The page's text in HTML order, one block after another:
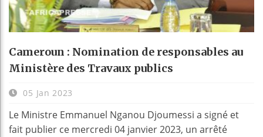
Cameroun : Nomination de responsables au
Ministère des Travaux publics
05 Jan 2023
Le Ministre Emmanuel Nganou Djoumessi a signé et
fait publier ce mercredi 04 janvier 2023, un arrêté